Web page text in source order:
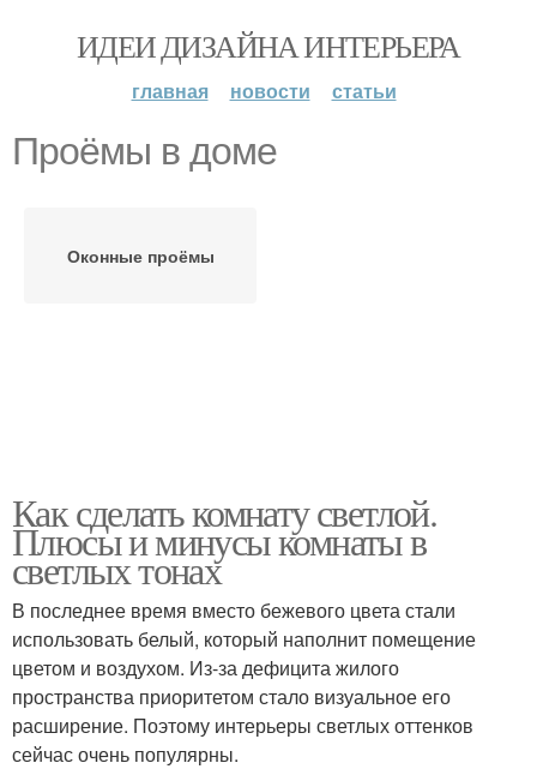
ИДЕИ ДИЗАЙНА ИНТЕРЬЕРА
главная новости статьи
Проёмы в доме
Оконные проёмы
Как сделать комнату светлой.
Плюсы и минусы комнаты в
светлых тонах
В последнее время вместо бежевого цвета стали
использовать белый, который наполнит помещение
цветом и воздухом. Из-за дефицита жилого
пространства приоритетом стало визуальное его
расширение. Поэтому интерьеры светлых оттенков
сейчас очень популярны.